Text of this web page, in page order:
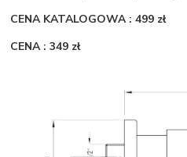
CENA KATALOGOWA : 499 zł
CENA : 349 zł